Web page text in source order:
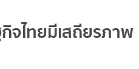
จไทยมีเสถียรภาพ